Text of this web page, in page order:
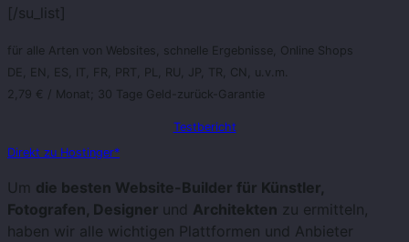
[/su_list]
für alle Arten von Websites, schnelle Ergebnisse, Online Shops
DE, EN, ES, IT, FR, PRT, PL, RU, JP, TR, CN, u.v.m.
2,79 € / Monat; 30 Tage Geld-zurück-Garantie
Testbericht
Direkt zu Hostinger*
Um die besten Website-Builder für Künstler,
Fotografen, Designer und Architekten zu ermitteln,
haben wir alle wichtigen Plattformen und Anbieter